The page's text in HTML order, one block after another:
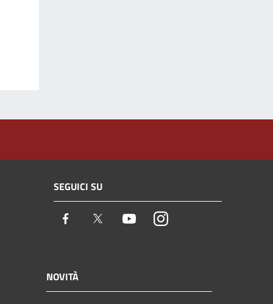
SEGUICI SU
Facebook Twitter YoutubeInstagram
NOVITÀ